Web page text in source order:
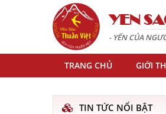
YEN
- YẾN CỦA
TRANG CHỦ GIỚI
TIN TỨC NỔI BẬT